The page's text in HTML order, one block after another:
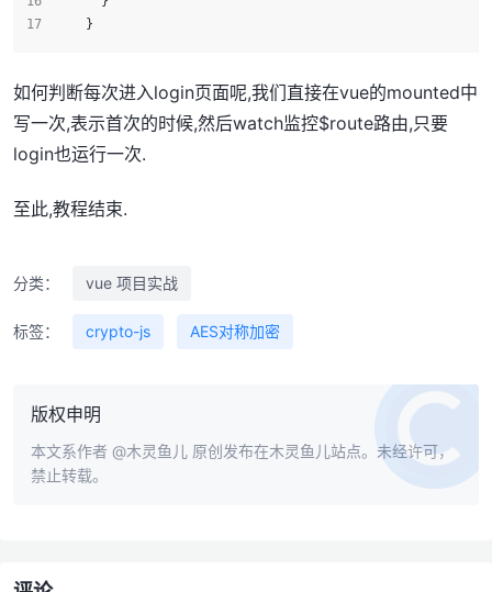
    }
如何判断每次进入login页面呢,我们直接在vue的mounted中
写一次,表示首次的时候,然后watch监控$route路由,只要
login也运行一次.
至此,教程结束.
分类： vue 项目实战
标签： crypto-js AES对称加密
版权申明
本文系作者 @木灵鱼儿 原创发布在木灵鱼儿站点。未经许可，
禁止转载。